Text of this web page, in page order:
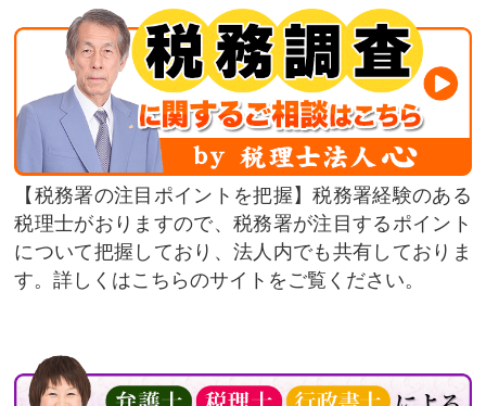
税務署の注目ポイントを把握
税務署経験のある
税理士がおりますので、税務署が注目するポイント
について把握しており、法人内でも共有しておりま
す。詳しくはこちらのサイトをご覧ください。